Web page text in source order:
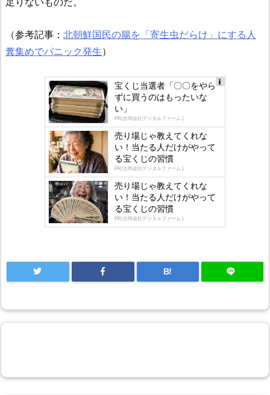
（参考記事： 北朝鮮国民の腸を「寄生虫だらけ」にする人
糞集めでパニック発生）
宝くじ当選者「〇〇をやら
ずに買うのはもったいな
い」
PR(合同会社デジタルファーム )
売り場じゃ教えてくれな
い！当たる人だけがやって
る宝くじの習慣
PR(合同会社デジタルファーム )
売り場じゃ教えてくれな
い！当たる人だけがやって
る宝くじの習慣
PR(合同会社デジタルファーム )
B!